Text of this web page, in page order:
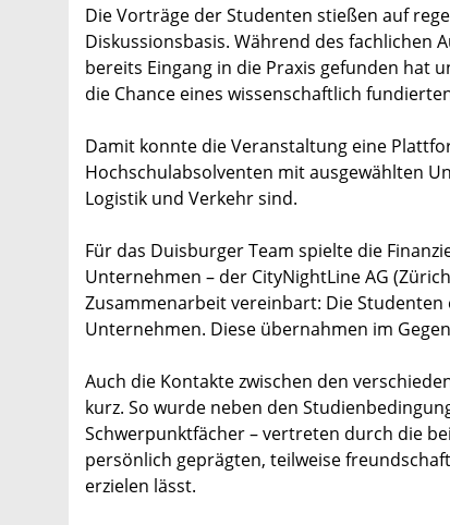
Die Vorträge der Studenten stießen auf
Diskussionsbasis. Während des fachlichen
bereits Eingang in die Praxis gefunden hat
die Chance eines wissenschaftlich
Damit konnte die Veranstaltung eine
Hochschulabsolventen mit ausgewählten
Logistik und Verkehr sind.
Für das Duisburger Team spielte die
Unternehmen – der CityNightLine AG
Zusammenarbeit vereinbart: Die
Unternehmen. Diese übernahmen im
Auch die Kontakte zwischen den
kurz. So wurde neben den
Schwerpunktfächer – vertreten durch die
persönlich geprägten, teilweise
erzielen lässt.